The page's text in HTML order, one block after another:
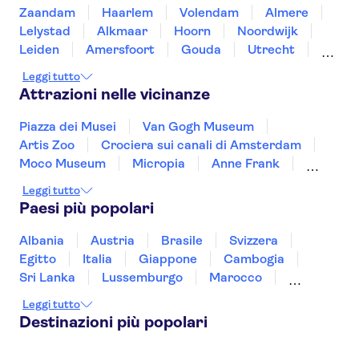
Zaandam Haarlem Volendam
Almere
Lelystad
Alkmaar Hoorn
Noordwijk
Leiden
Amersfoort Gouda
Utrecht
Leggi tutto
Attrazioni nelle vicinanze
Piazza dei Musei
Van Gogh Museum
Artis Zoo
Crociera sui canali di Amsterdam
Moco Museum
Micropia
Anne Frank
Heineken Experience
Piazza Dam
The Upside Down
Quartiere culturale ebraico
Stedelijk Museum
Keukenhof
Leggi tutto
Paesi più popolari
Albania Austria Brasile
Svizzera
Egitto
Italia Giappone
Cambogia
Sri Lanka
Lussemburgo
Marocco
Slovenia
Thailandia Tunisia
Vietnam
Leggi tutto
Destinazioni più popolari